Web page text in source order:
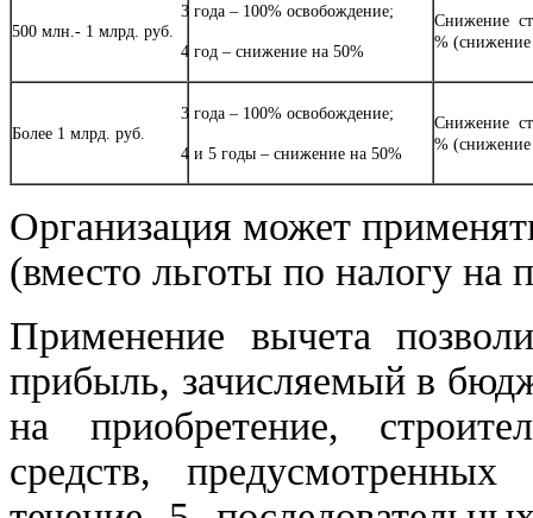
500 млн.- 1 млрд. руб.
3 года – 100% освобождение;
4 год – снижение на 50%
Снижение
%
Более 1 млрд. руб.
3 года – 100% освобождение;
4 и 5 годы – снижение на 50%
Снижение
%
Организация может
(вместо льготы по налогу на
Применение вычета
прибыль, зачисляемый в
на приобретение,
средств,